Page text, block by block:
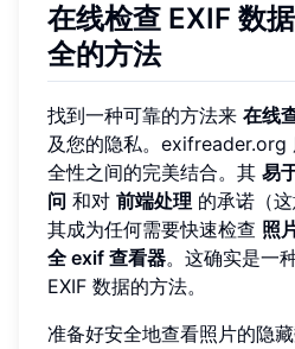
在线检查 EXIF 数
全的方法
找到一种可靠的方法来 在线
及您的隐私。exifreader.org
全性之间的完美结合。其 易
问 和对 前端处理 的承诺（
其成为任何需要快速检查 照
全 exif 查看器。这确实是一
EXIF 数据的方法。
准备好安全地查看照片的隐